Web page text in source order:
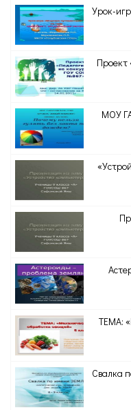
Урок-
Проект
МОУ
ТЕМА:
Свалка